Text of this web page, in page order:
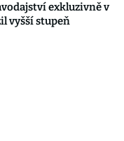
exkluzivně v
vyšší stupeň